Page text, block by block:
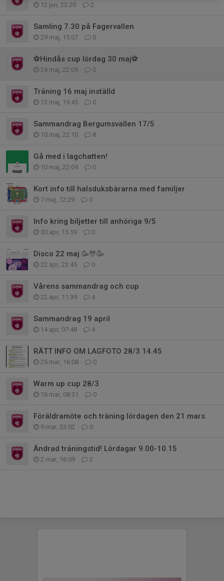
12 jun, 23:20 2
Samling 7.30 på Fagervallen
29 maj, 15:07 0
⚽️Hindås cup lördag 30 maj⚽️
24 maj, 22:09 0
Träning 16 maj inställd
13 maj, 19:45 0
Sammandrag Bergumsvallen 17/5
10 maj, 22:10 8
Gå med i lagchatten!
10 maj, 22:04 0
Kort info till halsduksbärarna med familjer
7 maj, 12:29 0
Info kring biljetter till anhöriga 9/5
30 apr, 15:59 0
Disco 22 maj 🥳🎊🥳
22 apr, 22:45 0
Vårens sammandrag och cup
22 apr, 11:39 4
Sammandrag 19 april
14 apr, 07:48 4
RÄTT INFO OM LAGFOTO 28/3 14.45
25 mar, 16:08 0
Warm up cup 28/3
16 mar, 08:31 0
Föräldramöte och träning lördagen den 21 mars
9 mar, 23:02 0
Ändrad träningstid! Lördagar 9.00-10.15
2 mar, 16:09 2